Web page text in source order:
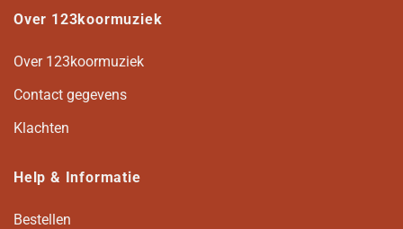
Over 123koormuziek
Over 123koormuziek
Contact gegevens
Klachten
Help & Informatie
Bestellen